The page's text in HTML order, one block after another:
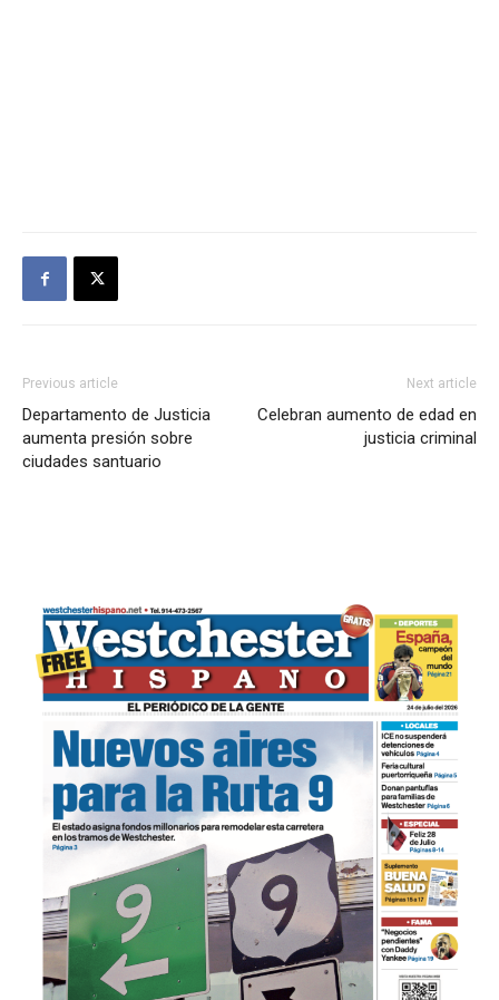
Previous article
Departamento de Justicia
aumenta presión sobre
ciudades santuario
Next article
Celebran aumento de edad en
justicia criminal